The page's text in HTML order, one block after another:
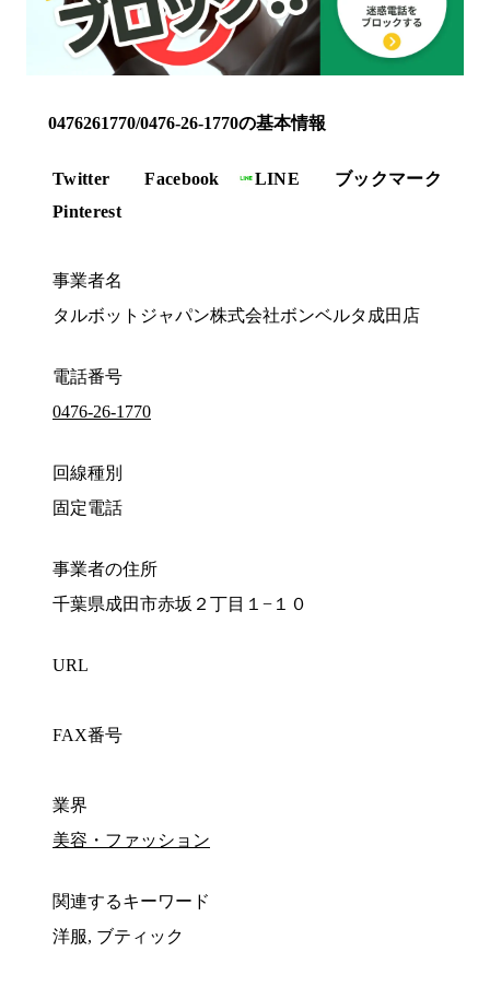
0476261770/0476-26-1770の基本情報
Twitter Facebook LINE
ブックマーク
Pinterest
事業者名
タルボットジャパン株式会社ボンベルタ成田店
電話番号
0476-26-1770
回線種別
固定電話
事業者の住所
千葉県成田市赤坂２丁目１−１０
URL
FAX番号
業界
美容・ファッション
関連するキーワード
洋服, ブティック